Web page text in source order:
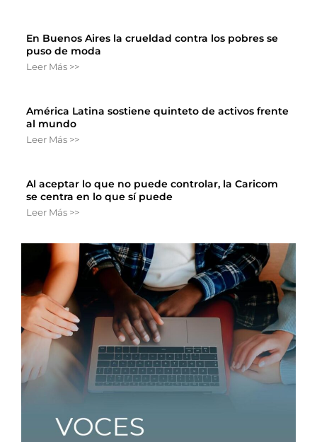
En Buenos Aires la crueldad contra los pobres se
puso de moda
Leer Más >>
América Latina sostiene quinteto de activos frente
al mundo
Leer Más >>
Al aceptar lo que no puede controlar, la Caricom
se centra en lo que sí puede
Leer Más >>